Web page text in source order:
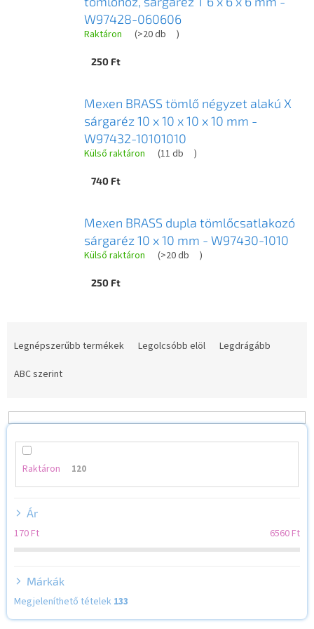
W97428-060606
Raktáron (>20 db )
250 Ft
Mexen BRASS tömlő négyzet alakú X
sárgaréz 10 x 10 x 10 x 10 mm -
W97432-10101010
Külső raktáron (11 db )
740 Ft
Mexen BRASS dupla tömlőcsatlakozó
sárgaréz 10 x 10 mm - W97430-1010
Külső raktáron (>20 db )
250 Ft
m
e
Legnépszerűbb termékek Legolcsóbb elöl
Legdrágább
ABC szerint
Raktáron 120
Ár
170Ft 6560Ft
Márkák
Megjeleníthető tételek 133